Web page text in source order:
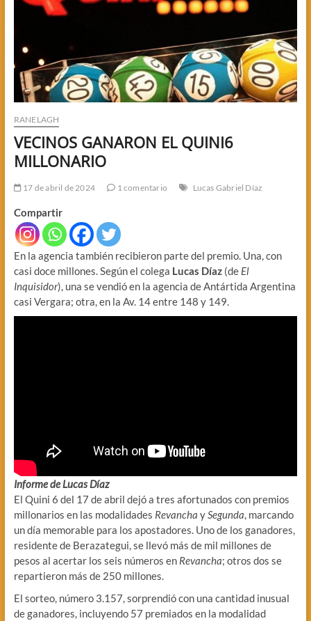
RANELAGH
VECINOS GANARON EL QUINI6
MILLONARIO
17 de abril de 2024 1 comentario Lucas Gabriel Díaz
Compartir
En la agencia también recibieron parte del premio. Una, con
casi doce millones. Según el colega Lucas Díaz(de El
Inquisidor), una se vendió en la agencia de Antártida Argentina
casi Vergara; otra, en la Av. 14 entre 148 y 149.
Informe de Lucas Díaz
El Quini 6 del 17 de abril dejó a tres afortunados con premios
millonarios en las modalidades Revancha ySegunda, marcando
un día memorable para los apostadores. Uno de los ganadores,
residente de Berazategui, se llevó más de mil millones de
pesos al acertar los seis números en Revancha; otros dos se
repartieron más de 250 millones.
El sorteo, número 3.157, sorprendió con una cantidad inusual
de ganadores, incluyendo 57 premiados en la modalidad